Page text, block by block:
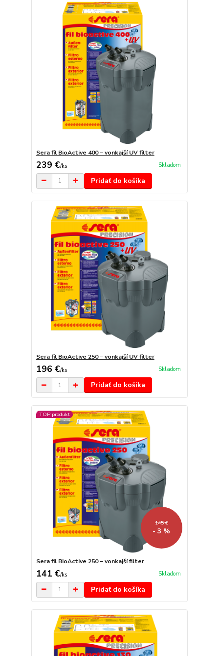
Sera fil BioActive 400 − vonkajší UV filter
239 €/ks Skladom
Pridať do košíka
Sera fil BioActive 250 − vonkajší UV filter
196 €/ks Skladom
Pridať do košíka
TOP produkt
145 €
- 3 %
Sera fil BioActive 250 − vonkajší filter
141 €/ks Skladom
Pridať do košíka